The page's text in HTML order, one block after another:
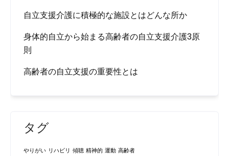
自立支援介護に積極的な施設とはどんな所か
身体的自立から始まる高齢者の自立支援介護3原
則
高齢者の自立支援の重要性とは
タグ
やりがい リハビリ 傾聴 精神的 運動 高齢者